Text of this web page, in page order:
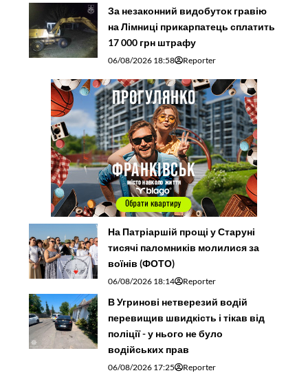
За незаконний видобуток гравію
на Лімниці прикарпатець сплатить
17 000 грн штрафу
06/08/2026 18:58 Reporter
На Патріаршій прощі у Старуні
тисячі паломників молилися за
воїнів (ФОТО)
06/08/2026 18:14 Reporter
В Угринові нетверезий водій
перевищив швидкість і тікав від
поліції - у нього не було
водійських прав
06/08/2026 17:25 Reporter